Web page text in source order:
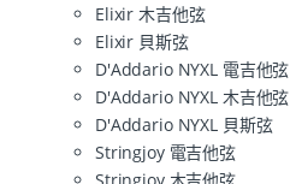
Elixir 木吉他弦
Elixir 貝斯弦
D'Addario NYXL 電吉他弦
D'Addario NYXL 木吉他弦
D'Addario NYXL 貝斯弦
Stringjoy 電吉他弦